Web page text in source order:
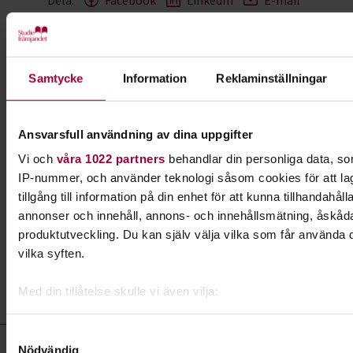
Samtycke Information Reklaminställningar
Ansvarsfull användning av dina uppgifter
Vi och våra 1022 partners behandlar din personliga data,
IP-nummer, och använder teknologi såsom cookies för att
tillgång till information på din enhet för att kunna
annonser och innehåll, annons- och innehållsmätning,
produktutveckling. Du kan själv välja vilka som får använda
vilka syften.
Med din tillåtelse skulle vi även vilja:
Samla in information om din geografiska plats som
Nödvändig
studiecirklar och musikkurser. Vi hjälper dig också
att arrangera egna konserter.
Läs mer om ämnet
Liknande kurser inom
Södermanlands län
Konsert:Eskilstunafesten - en fest för hela familjen! -